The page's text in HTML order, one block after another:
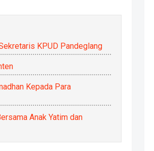
KPUD Pandeglang
Kepada Para
Anak Yatim dan